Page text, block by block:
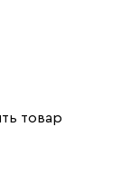
товар